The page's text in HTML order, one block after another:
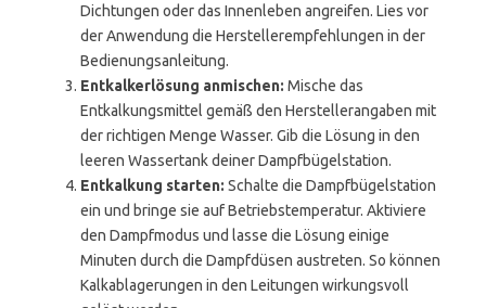
Dichtungen oder das Innenleben angreifen. Lies vor
der Anwendung die Herstellerempfehlungen in der
Bedienungsanleitung.
Entkalkerlösung anmischen: Mische das
Entkalkungsmittel gemäß den Herstellerangaben mit
der richtigen Menge Wasser. Gib die Lösung in den
leeren Wassertank deiner Dampfbügelstation.
Entkalkung starten: Schalte die Dampfbügelstation
ein und bringe sie auf Betriebstemperatur. Aktiviere
den Dampfmodus und lasse die Lösung einige
Minuten durch die Dampfdüsen austreten. So können
Kalkablagerungen in den Leitungen wirkungsvoll